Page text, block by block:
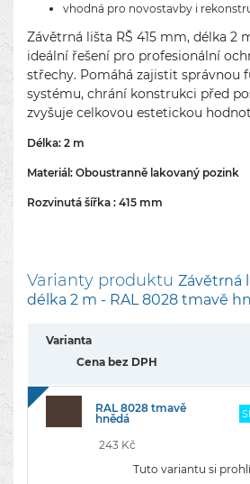
vhodná pro novostavby i
Závětrná lišta RŠ 415 mm, délka 2
ideální řešení pro profesionální
střechy. Pomáhá zajistit správnou
systému, chrání konstrukci před
zvyšuje celkovou estetickou
Délka: 2 m
Materiál: Oboustranně lakovaný pozink
Rozvinutá šířka : 415 mm
Varianty produktu Závětrná
délka 2 m - RAL 8028 tmavě
Varianta
Cena bez DPH
RAL 8028 tmavě
hnědá
243 Kč
Tuto variantu si